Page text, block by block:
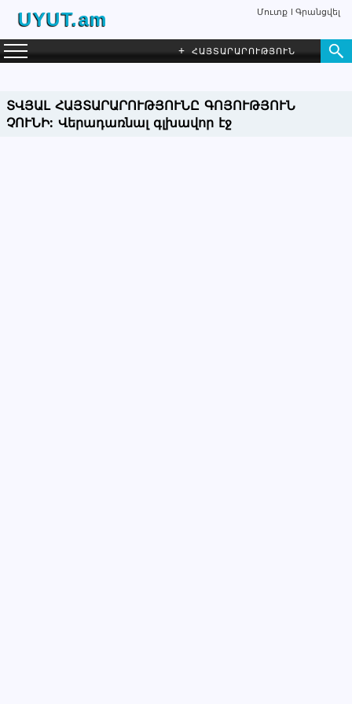
UYUT.am Մուտք Գրանցվել
+ ՀԱՅՏԱՐԱՐՈՒԹՅՈՒՆ
ՏՎՅԱԼ ՀԱՅՏԱՐԱՐՈՒԹՅՈՒՆԸ ԳՈՅՈՒԹՅՈՒՆ
ՉՈՒՆԻ: Վերադառնալ գլխավոր էջ